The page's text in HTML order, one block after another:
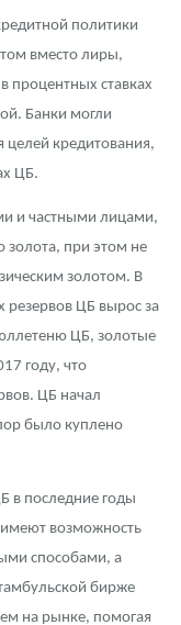
политики
вместо лиры,
процентных ставках
Банки могли
целей кредитования,
ЦБ.
и частными лицами,
золота, при этом не
золотом. В
резервов ЦБ вырос за
ЦБ, золотые
году, что
ЦБ начал
было куплено
в последние годы
имеют возможность
способами, а
бирже
на рынке, помогая